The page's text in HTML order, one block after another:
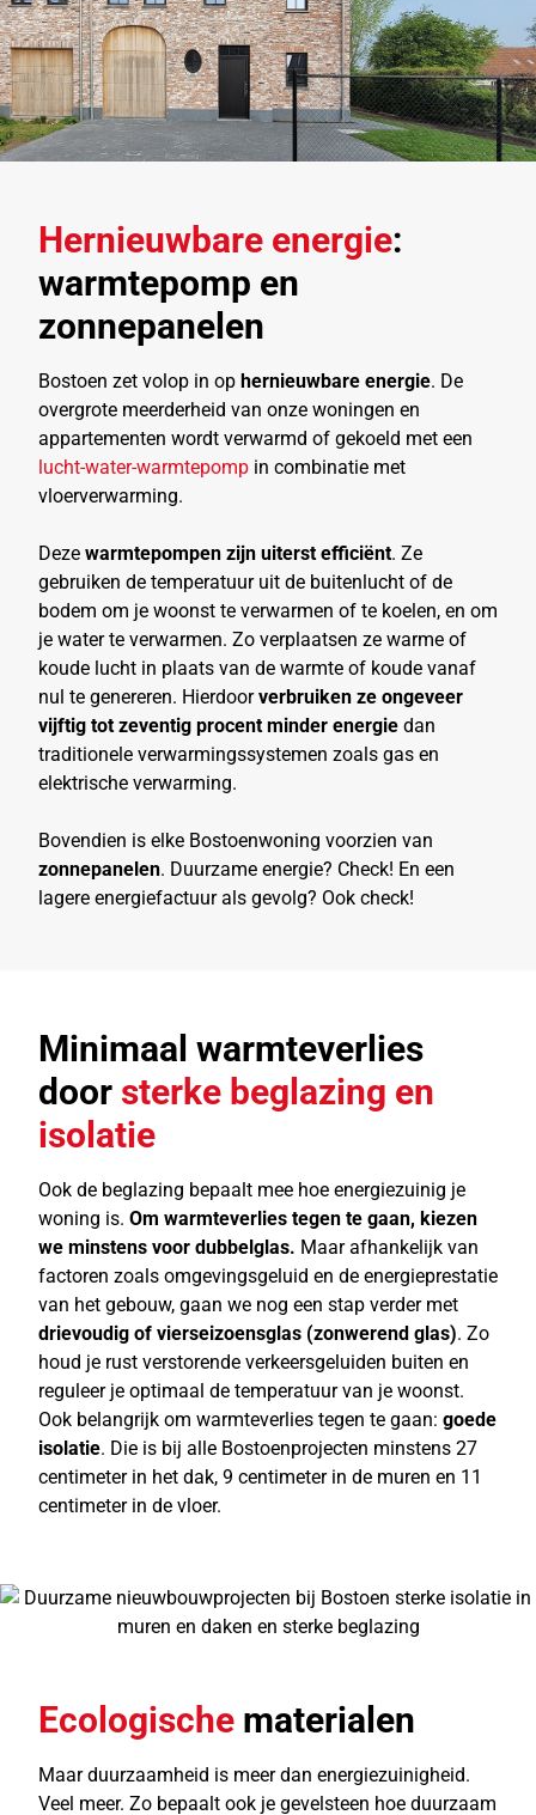
Hernieuwbare energie:
warmtepomp en
zonnepanelen
Bostoen zet volop in op hernieuwbare energie. De
overgrote meerderheid van onze woningen en
appartementen wordt verwarmd of gekoeld met een
lucht-water-warmtepomp in combinatie met
vloerverwarming.
Deze warmtepompen zijn uiterst efficiënt. Ze
gebruiken de temperatuur uit de buitenlucht of de
bodem om je woonst te verwarmen of te koelen, en om
je water te verwarmen. Zo verplaatsen ze warme of
koude lucht in plaats van de warmte of koude vanaf
nul te genereren. Hierdoorverbruiken ze ongeveer
vijftig tot zeventig procent minder energie dan
traditionele verwarmingssystemen zoals gas en
elektrische verwarming.
Bovendien is elke Bostoenwoning voorzien van
zonnepanelen. Duurzame energie? Check! En een
lagere energiefactuur als gevolg? Ook check!
Minimaal warmteverlies
door sterke beglazing en
isolatie
Ook de beglazing bepaalt mee hoe energiezuinig je
woning is. Om warmteverlies tegen te gaan, kiezen
we minstens voor dubbelglas. Maar afhankelijk van
factoren zoals omgevingsgeluid en de energieprestatie
van het gebouw, gaan we nog een stap verder met
drievoudig of vierseizoensglas (zonwerend glas). Zo
houd je rust verstorende verkeersgeluiden buiten en
reguleer je optimaal de temperatuur van je woonst.
Ook belangrijk om warmteverlies tegen te gaan: goede
isolatie. Die is bij alle Bostoenprojecten minstens 27
centimeter in het dak, 9 centimeter in de muren en 11
centimeter in de vloer.
Ecologische materialen
Maar duurzaamheid is meer dan energiezuinigheid.
Veel meer. Zo bepaalt ook je gevelsteen hoe duurzaam